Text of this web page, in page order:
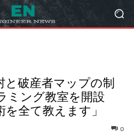
と破産者マップの制
ミング教室を開設
を全て教えます」
0